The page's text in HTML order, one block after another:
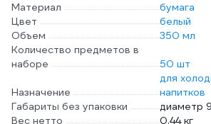
Материал
бумага
Цвет
белый
Объем
350 мл
Количество предметов в
наборе
50 шт
Назначение
для
напитков
Габариты без упаковки
диаметр
Вес нетто
0.44 кг